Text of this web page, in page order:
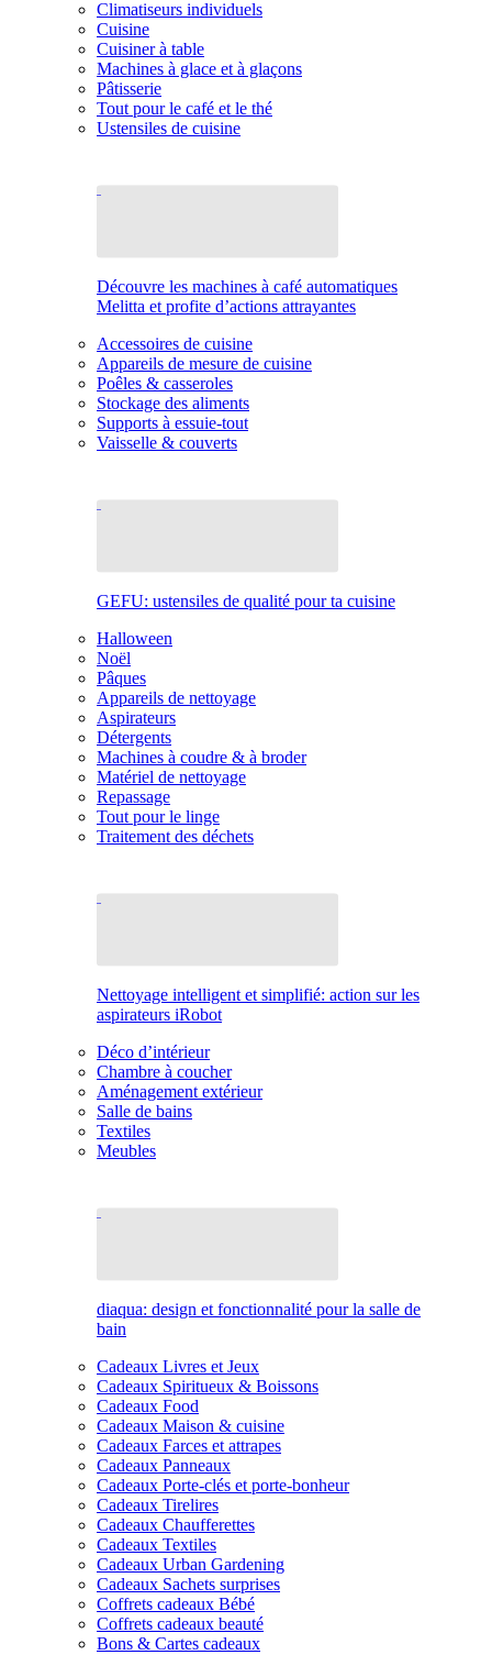
Climatiseurs individuels
Cuisine
Cuisiner à table
Machines à glace et à glaçons
Pâtisserie
Tout pour le café et le thé
Ustensiles de cuisine
Découvre les machines à café automatiques
Melitta et profite d’actions attrayantes
Accessoires de cuisine
Appareils de mesure de cuisine
Poêles & casseroles
Stockage des aliments
Supports à essuie-tout
Vaisselle & couverts
GEFU: ustensiles de qualité pour ta cuisine
Halloween
Noël
Pâques
Appareils de nettoyage
Aspirateurs
Détergents
Machines à coudre & à broder
Matériel de nettoyage
Repassage
Tout pour le linge
Traitement des déchets
Nettoyage intelligent et simplifié: action sur les
aspirateurs iRobot
Déco d’intérieur
Chambre à coucher
Aménagement extérieur
Salle de bains
Textiles
Meubles
diaqua: design et fonctionnalité pour la salle de
bain
Cadeaux Livres et Jeux
Cadeaux Spiritueux & Boissons
Cadeaux Food
Cadeaux Maison & cuisine
Cadeaux Farces et attrapes
Cadeaux Panneaux
Cadeaux Porte-clés et porte-bonheur
Cadeaux Tirelires
Cadeaux Chaufferettes
Cadeaux Textiles
Cadeaux Urban Gardening
Cadeaux Sachets surprises
Coffrets cadeaux Bébé
Coffrets cadeaux beauté
Bons & Cartes cadeaux